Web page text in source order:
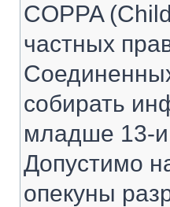
COPPA
частных
собирать
младше 13-и
Допустимо
опекуны